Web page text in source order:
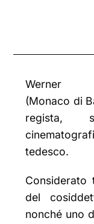
Werner
(Monaco di
regista,
tedesco.
del
nonché uno